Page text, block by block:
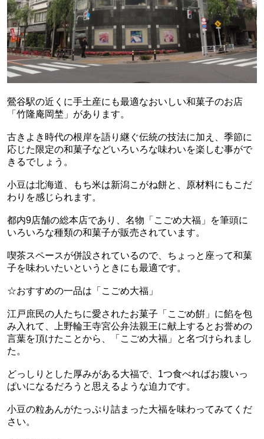
鶯谷駅の近くに手土産にも最適なおいしい和菓子のお店
「竹隆庵岡埜」があります。
古きよき時代の根岸を語り継ぐ伝統の技法に加え、季節に
応じた限定の和菓子などいろいろな味わいを楽しむ事がで
きるでしょう。
小豆は北海道、もち米は新潟こがね餅と、原材料にもこだ
わりを感じられます。
都内9店舗の総本店であり、名物「こごめ大福」を筆頭に
いろいろな種類の和菓子が販売されています。
喫茶スペースが併設されているので、ちょっと座って和菓
子を味わいたいというときにも最適です。
☆おすすめの一品は「こごめ大福」
江戸庶民の人たちに愛されたお菓子「こごめ餠」に餡を包
み入れて、上野輪王寺宮公弁法親王に献上するとお誉めの
言葉を頂けたことから、「こごめ大福」と名づけられまし
た。
どっしりとした厚みがある大福で、1つ食べればお腹いっ
ぱいになるだろうと思えるような迫力です。
小豆の粒あんがたっぷり詰まった大福を味わってみてくだ
さい。